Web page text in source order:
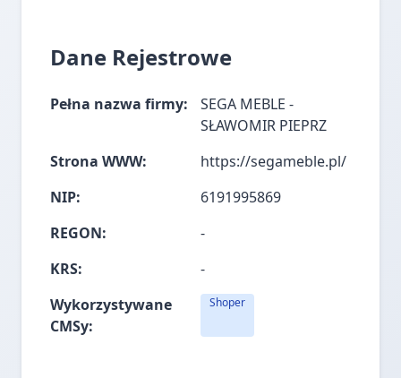
Dane Rejestrowe
Pełna nazwa firmy:
SEGA MEBLE -
SŁAWOMIR PIEPRZ
Strona WWW:
https://segameble.pl/
NIP:
6191995869
REGON:
-
KRS:
-
Wykorzystywane
CMSy:
Shoper